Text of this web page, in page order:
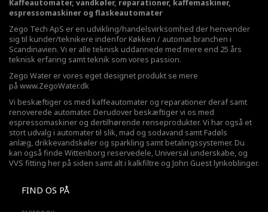
Kaffeautomater, vandkøler, reparationer, kaffemaskiner,
espressomaskiner og flaskeautomater
Zego Tech ApS er en udvikling/handelsvirksomhed der henvender
sig til kunder/teknikere indenfor Køkken / automat branchen i
Scandinavien. Vi er alle teknisk uddannede med mere end 25 års
teknisk erfaring samt teknik som vores passion.
Zego Water er vores eget designet produkt se mere
på www.ZegoWater.dk
Vi beskæftiger os med kaffeautomater og reparationer deraf samt
renoverede automater. Derudover beskæftiger vi os med
espressomaskiner og dertilhørende renseprodukter. Vi har også et
stort udvalg i automater til slik, mad og sodavand samt Fadøls
anlæg, drikkevandskøler og sparkling samt betalingssystemer. Du
kan også finde Wittenborg reservedele, Universal underskabe, og
VVS fitting her på siden samt alt i kalkfiltre og John Guest lynkoblinger.
FIND OS PÅ